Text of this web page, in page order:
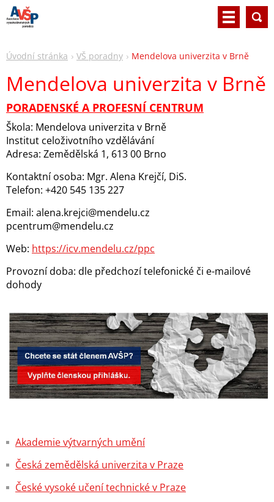
Úvodní stránka VŠ poradny Mendelova univerzita v Brně
Mendelova univerzita v Brně
PORADENSKÉ A PROFESNÍ CENTRUM
Škola: Mendelova univerzita v Brně
Institut celoživotního vzdělávání
Adresa: Zemědělská 1, 613 00 Brno
Kontaktní osoba: Mgr. Alena Krejčí, DiS.
Telefon: +420 545 135 227
Email: alena.krejci@mendelu.cz
pcentrum@mendelu.cz
Web: https://icv.mendelu.cz/ppc
Provozní doba: dle předchozí telefonické či e-mailové
dohody
Akademie výtvarných umění
Česká zemědělská univerzita v Praze
České vysoké učení technické v Praze